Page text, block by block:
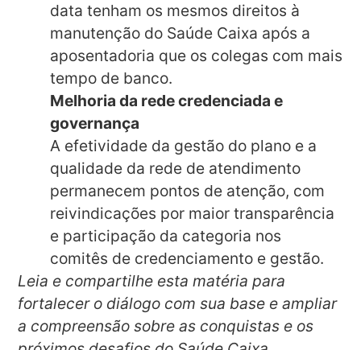
data tenham os mesmos direitos à
manutenção do Saúde Caixa após a
aposentadoria que os colegas com mais
tempo de banco.
Melhoria da rede credenciada e
governança
A efetividade da gestão do plano e a
qualidade da rede de atendimento
permanecem pontos de atenção, com
reivindicações por maior transparência
e participação da categoria nos
comitês de credenciamento e gestão.
Leia e compartilhe esta matéria para
fortalecer o diálogo com sua base e ampliar
a compreensão sobre as conquistas e os